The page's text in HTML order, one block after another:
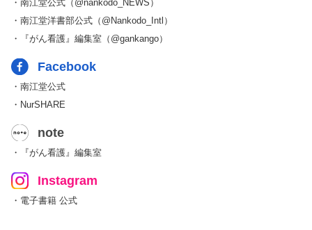
・南江堂公式（@nankodo_NEWS）
・南江堂洋書部公式（@Nankodo_Intl）
・『がん看護』編集室（@gankango）
Facebook
・南江堂公式
・NurSHARE
note
・『がん看護』編集室
Instagram
・電子書籍 公式